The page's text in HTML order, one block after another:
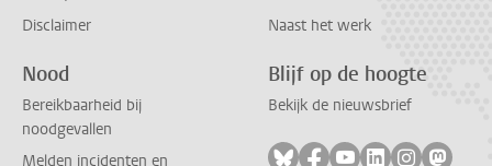
Disclaimer
Naast het werk
Nood
Bereikbaarheid bij
noodgevallen
Melden incidenten en
Blijf op de hoogte
Bekijk de nieuwsbrief
Volg ons op bluesky
Volg ons op facebook
Volg ons op
Volg ons op
Volg ons
Volg